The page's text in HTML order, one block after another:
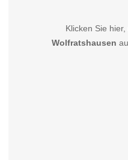
Klicken Sie hier,
Wolfratshausen